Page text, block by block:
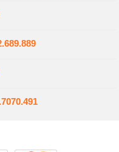
Tab A7 Lite
Với tầm giá dự kiến